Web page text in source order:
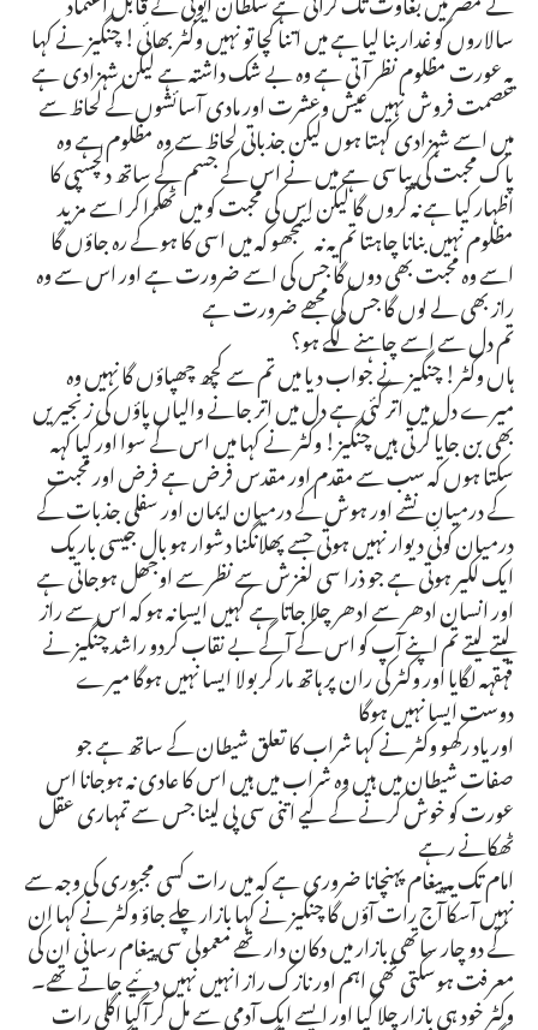
سالاروں کو غدار بنا لیا ہے میں اتنا کچا تو نہیں وکٹر بھائی! چنگیز نے کہا
یہ عورت مظلوم نظر آتی ہے وہ بے شک داشتہ ہے لیکن شہزادی ہے
عصمت فروش نہیں عیش وعشرت اور مادی آسائشوں کے لحاظ سے
میں اسے شہزادی کہتا ہوں لیکن جذباتی لحاظ سے وہ مظلوم ہے وہ
پاک محبت کی پیاسی ہے میں نے اس کے جسم کے ساتھ دلچسپی کا
اظہار کیا ہے نہ کروں گا لیکن اس کی محبت کو میں ٹھکرا کر اسے مزید
مظلوم نہیں بنانا چاہتا تم یہ نہ سمجھو کہ میں اسی کا ہو کے رہ جاؤں گا
اسے وہ محبت بھی دوں گا جس کی اسے ضرورت ہے اور اس سے وہ
راز بھی لے لوں گا جس کی مجھے ضرورت ہے
تم دل سے اسے چاہنے لگے ہو؟
ہاں وکٹر! چنگیز نے جواب دیا میں تم سے کچھ چھپاؤں گا نہیں وہ
میرے دل میں اتر گئی ہے دل میں اتر جانے والیاں پاؤں کی زنجیریں
بھی بن جایا کرتی ہیں چنگیز! وکٹر نے کہا میں اس کے سوا اور کیا کہہ
سکتا ہوں کہ سب سے مقدم اور مقدس فرض ہے فرض اور محبت
کے درمیان نشے اور ہوش کے درمیان ایمان اور سفلی جذبات کے
درمیان کوئی دیوار نہیں ہوتی جسے پھلانگنا دشوار ہو بال جیسی باریک
ایک لکیر ہوتی ہے جو ذرا سی لغزش سے نظر سے اوجھل ہوجاتی ہے
اور انسان ادھر سے ادھر چلا جاتا ہے کہیں ایسا نہ ہو کہ اس سے راز
لیتے لیتے تم اپنے آپ کو اس کے آگے بے نقاب کردو راشد چنگیز نے
قہقہہ لگایا اور وکٹر کی ران پر ہاتھ مار کر بولا ایسا نہیں ہوگا میرے
دوست ایسا نہیں ہوگا
اور یاد رکھو وکٹر نے کہا شراب کا تعلق شیطان کے ساتھ ہے جو
صفات شیطان میں ہیں وہ شراب میں ہیں اس کا عادی نہ ہوجانا اس
عورت کو خوش کرنے کے لیے اتنی سی پی لینا جس سے تمہاری عقل
ٹھکانے رہے
امام تک یہ پیغام پہنچانا ضروری ہے کہ میں رات کسی مجبوری کی وجہ سے
نہیں آسکا آج رات آؤں گا چنگیز نے کہا بازار چلے جاؤ وکٹر نے کہا ان
کے دو چار ساتھی بازار میں دکان دار تھے معمولی سی پیغام رسانی ان کی
معرفت ہوسکتی تھی اہم اور نازک راز انہیں نہیں دئیے جاتے تھے۔
وکٹر خود ہی بازار چلا گیا اور ایسے ایک آدمی سے مل کر آگیا اگلی رات